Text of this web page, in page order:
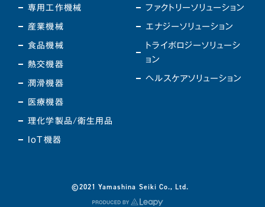
ファクトリーソリューション
エナジーソリューション
トライボロジーソリューシ
ョン
ヘルスケアソリューション
専用工作機械
産業機械
食品機械
熱交機器
潤滑機器
医療機器
理化学製品/衛生用品
IoT機器
©2021 Yamashina Seiki Co., Ltd.